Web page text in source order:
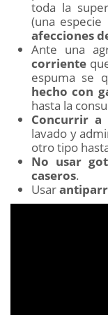
toda la
(una especie
afecciones
Ante una
corriente
espuma se
hecho con
hasta la
Concurrir a
lavado y
otro tipo
No usar
caseros.
Usar